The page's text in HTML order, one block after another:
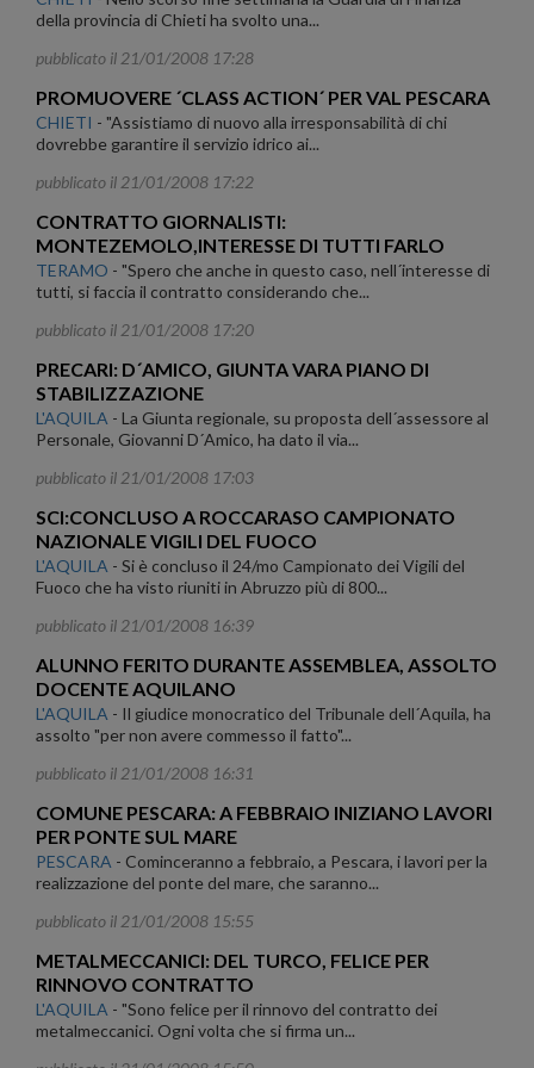
della provincia di Chieti ha svolto una...
pubblicato il 21/01/2008 17:28
PROMUOVERE ´CLASS ACTION´ PER VAL PESCARA
CHIETI - "Assistiamo di nuovo alla irresponsabilità di chi
dovrebbe garantire il servizio idrico ai...
pubblicato il 21/01/2008 17:22
CONTRATTO GIORNALISTI:
MONTEZEMOLO,INTERESSE DI TUTTI FARLO
TERAMO - "Spero che anche in questo caso, nell´interesse di
tutti, si faccia il contratto considerando che...
pubblicato il 21/01/2008 17:20
PRECARI: D´AMICO, GIUNTA VARA PIANO DI
STABILIZZAZIONE
L'AQUILA - La Giunta regionale, su proposta dell´assessore al
Personale, Giovanni D´Amico, ha dato il via...
pubblicato il 21/01/2008 17:03
SCI:CONCLUSO A ROCCARASO CAMPIONATO
NAZIONALE VIGILI DEL FUOCO
L'AQUILA - Si è concluso il 24/mo Campionato dei Vigili del
Fuoco che ha visto riuniti in Abruzzo più di 800...
pubblicato il 21/01/2008 16:39
ALUNNO FERITO DURANTE ASSEMBLEA, ASSOLTO
DOCENTE AQUILANO
L'AQUILA - Il giudice monocratico del Tribunale dell´Aquila, ha
assolto "per non avere commesso il fatto"...
pubblicato il 21/01/2008 16:31
COMUNE PESCARA: A FEBBRAIO INIZIANO LAVORI
PER PONTE SUL MARE
PESCARA - Cominceranno a febbraio, a Pescara, i lavori per la
realizzazione del ponte del mare, che saranno...
pubblicato il 21/01/2008 15:55
METALMECCANICI: DEL TURCO, FELICE PER
RINNOVO CONTRATTO
L'AQUILA - "Sono felice per il rinnovo del contratto dei
metalmeccanici. Ogni volta che si firma un...